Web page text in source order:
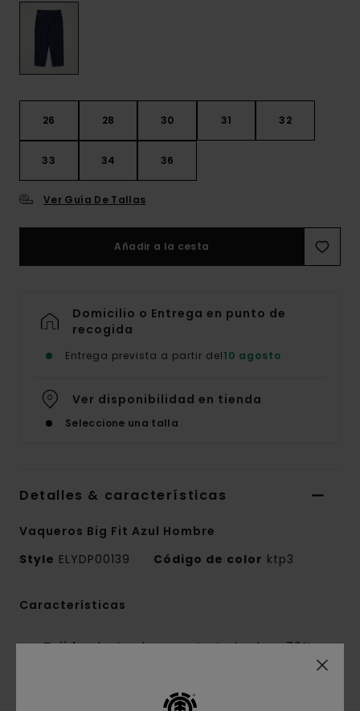
26 28 30 31 32
33 34 36
Ver Guía De Tallas
Añadir a la cesta
Domicilio o Entrega en punto de
recogida
Entrega prevista a partir del10 agosto
Ver disponibilidad en tienda
Seleccione una talla
Detalles & características
Vaqueros Big Fit Azul Hombre
Style ELYDP00139 Código de color ktp3
Características
Tejido:denim de rayas texturizadas : 70%